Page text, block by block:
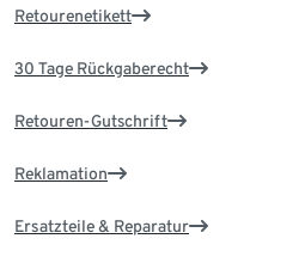
Retourenetikett
30 Tage Rückgaberecht
Retouren-Gutschrift
Reklamation
Ersatzteile & Reparatur